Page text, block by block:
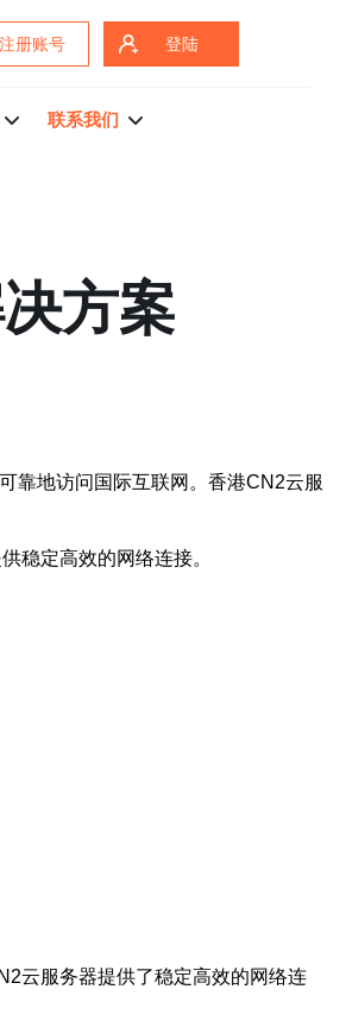
注册账号 登陆
联系我们
方案
靠地访问国际互联网。香港CN2云服
稳定高效的网络连接。
云服务器提供了稳定高效的网络连